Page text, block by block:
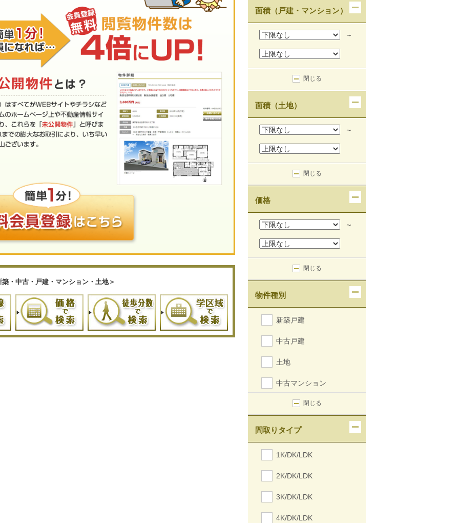
築・中古・戸建・マンション・土地＞
面積（戸建・マンション）
～
閉じる
面積（土地）
～
閉じる
価格
～
閉じる
物件種別
新築戸建
中古戸建
土地
中古マンション
閉じる
間取りタイプ
1K/DK/LDK
2K/DK/LDK
3K/DK/LDK
4K/DK/LDK